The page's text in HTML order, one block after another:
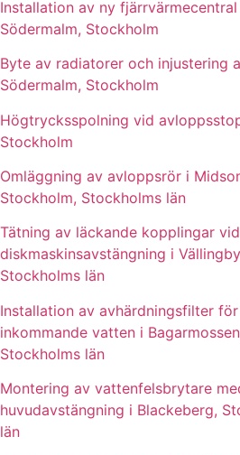
Installation av ny
Södermalm, Stockholm
Byte av radiatorer och injustering
Södermalm, Stockholm
Högtrycksspolning vid
Stockholm
Omläggning av avloppsrör i
Stockholm, Stockholms län
Tätning av läckande kopplingar
diskmaskinsavstängning i
Stockholms län
Installation av avhärdningsfilter
inkommande vatten i
Stockholms län
Montering av vattenfelsbrytare
huvudavstängning i Blackeberg,
län